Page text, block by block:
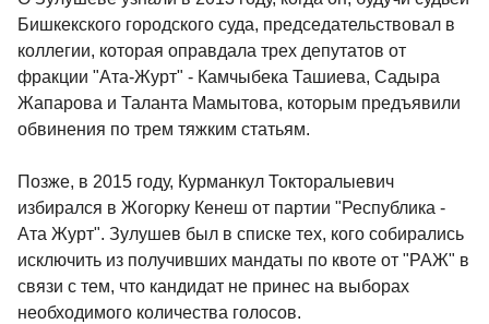
Бишкекского городского суда, председательствовал в
коллегии, которая оправдала трех депутатов от
фракции "Ата-Журт" - Камчыбека Ташиева, Садыра
Жапарова и Таланта Мамытова, которым предъявили
обвинения по трем тяжким статьям.
Позже, в 2015 году, Курманкул Токторалыевич
избирался в Жогорку Кенеш от партии "Республика -
Ата Журт". Зулушев был в списке тех, кого собирались
исключить из получивших мандаты по квоте от "РАЖ" в
связи с тем, что кандидат не принес на выборах
необходимого количества голосов.